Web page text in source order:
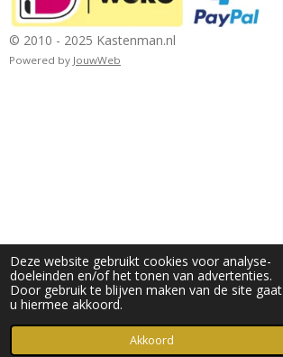
Deze website gebruikt cookies voor analyse-
doeleinden en/of het tonen van advertenties.
Door gebruik te blijven maken van de site gaat
u hiermee akkoord.
Akkoord
© 2010 - 2025 Kastenman.nl
Powered by JouwWeb